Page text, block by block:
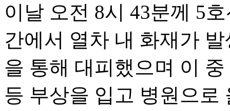
이날 오전 8시 43분께 5
간에서 열차 내 화재가
을 통해 대피했으며 이
등 부상을 입고 병원으로